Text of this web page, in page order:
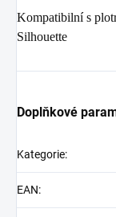
Kompatibilní s
Silhouette
Doplňkové
Kategorie:
EAN: